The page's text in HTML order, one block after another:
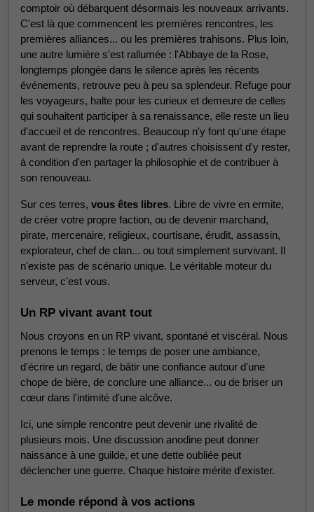
comptoir où débarquent désormais les nouveaux arrivants.
C'est là que commencent les premières rencontres, les
premières alliances... ou les premières trahisons. Plus loin,
une autre lumière s'est rallumée : l'Abbaye de la Rose,
longtemps plongée dans le silence après les récents
événements, retrouve peu à peu sa splendeur. Refuge pour
les voyageurs, halte pour les curieux et demeure de celles
qui souhaitent participer à sa renaissance, elle reste un lieu
d'accueil et de rencontres. Beaucoup n'y font qu'une étape
avant de reprendre la route ; d'autres choisissent d'y rester,
à condition d'en partager la philosophie et de contribuer à
son renouveau.
Sur ces terres, vous êtes libres. Libre de vivre en ermite,
de créer votre propre faction, ou de devenir marchand,
pirate, mercenaire, religieux, courtisane, érudit, assassin,
explorateur, chef de clan... ou tout simplement survivant. Il
n'existe pas de scénario unique. Le véritable moteur du
serveur, c'est vous.
Un RP vivant avant tout
Nous croyons en un RP vivant, spontané et viscéral. Nous
prenons le temps : le temps de poser une ambiance,
d'écrire un regard, de bâtir une confiance autour d'une
chope de bière, de conclure une alliance... ou de briser un
cœur dans l'intimité d'une alcôve.
Ici, une simple rencontre peut devenir une rivalité de
plusieurs mois. Une discussion anodine peut donner
naissance à une guilde, et une dette oubliée peut
déclencher une guerre. Chaque histoire mérite d'exister.
Le monde répond à vos actions